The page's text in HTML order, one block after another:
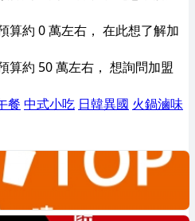
算約 0 萬左右， 在此想了解加
算約 50 萬左右， 想詢問加盟
餐 中式小吃 日韓異國 火鍋滷味